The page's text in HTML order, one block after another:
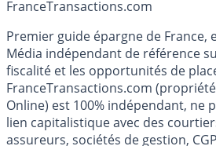
FranceTransactions.com
Premier guide épargne de France,
Média indépendant de référence
fiscalité et les opportunités de
FranceTransactions.com (propriété
Online) est 100% indépendant, ne